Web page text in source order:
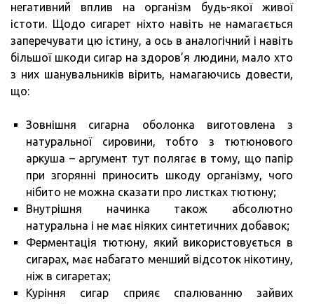
негативний вплив на організм будь-якої живої
істоти. Щодо сигарет ніхто навіть не намагається
заперечувати цю істину, а ось в аналогічний і навіть
більшої шкоди сигар на здоров’я людини, мало хто
з них шанувальників вірить, намагаючись довести,
що:
Зовнішня сигарна оболонка виготовлена з
натуральної сировини, тобто з тютюнового
аркуша – аргумент тут полягає в тому, що папір
при згорянні приносить шкоду організму, чого
нібито не можна сказати про листках тютюну;
Внутрішня начинка також абсолютно
натуральна і не має ніяких синтетичних добавок;
Ферментація тютюну, який використовується в
сигарах, має набагато менший відсоток нікотину,
ніж в сигаретах;
Куріння сигар сприяє спалюванню зайвих